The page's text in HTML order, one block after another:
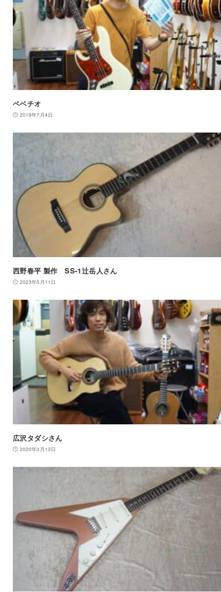
ベベチオ
2019年7月4日
西野春平 製作 SS-1辻岳人さん
2023年5月11日
広沢タダシさん
2020年3月13日